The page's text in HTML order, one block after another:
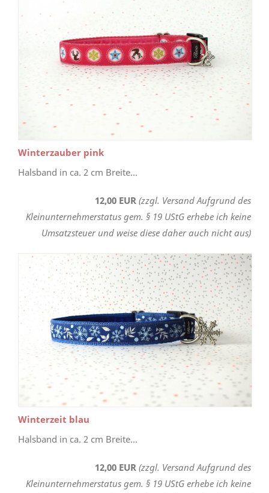
Winterzauber pink
Halsband in ca. 2 cm Breite...
12,00 EUR (zzgl. Versand Aufgrund des
Kleinunternehmerstatus gem. § 19 UStG erhebe ich keine
Umsatzsteuer und weise diese daher auch nicht aus)
Winterzeit blau
Halsband in ca. 2 cm Breite...
12,00 EUR (zzgl. Versand Aufgrund des
Kleinunternehmerstatus gem. § 19 UStG erhebe ich keine